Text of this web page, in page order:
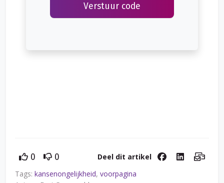
Verstuur code
0 0
Deel dit artikel
Tags: kansenongelijkheid, voorpagina